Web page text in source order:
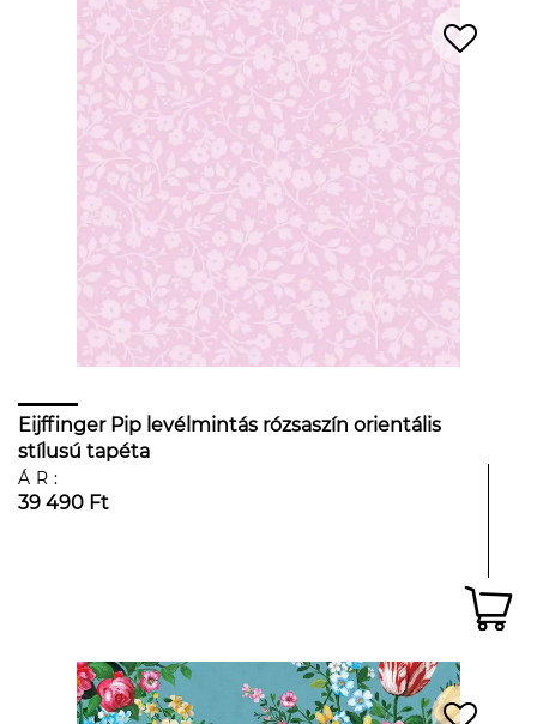
Eijffinger Pip levélmintás rózsaszín orientális
stílusú tapéta
ÁR:
39 490 Ft